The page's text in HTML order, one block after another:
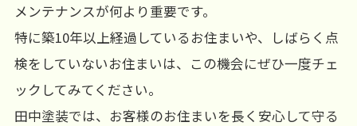
メンテナンスが何より重要です。
特に築10年以上経過しているお住まいや、しばらく点
検をしていないお住まいは、この機会にぜひ一度チェ
ックしてみてください。
田中塗装では、お客様のお住まいを長く安心して守る